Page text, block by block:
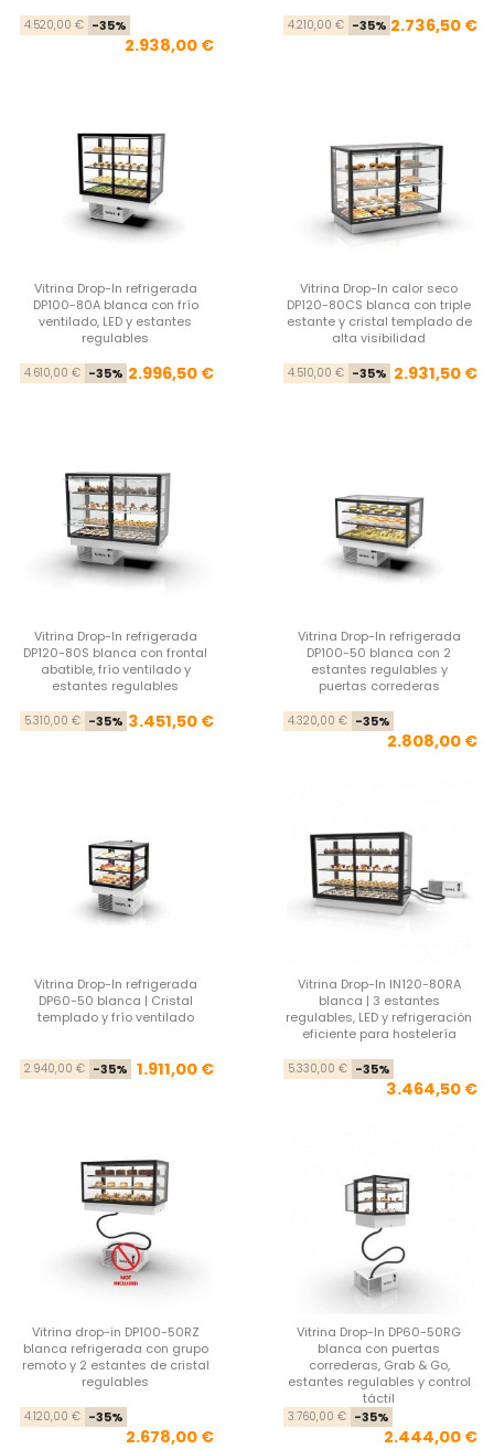
Precio base
4.520,00 € -35%
2.938,00 €
4.210,00 € -35% 2.736,50 €
Vitrina Drop-In refrigerada
DP100-80A blanca con frío
ventilado, LED y estantes
regulables
Precio base
4.610,00 € -35% Precio
2.996,50 €
Vitrina Drop-In calor seco
DP120-80CS blanca con triple
estante y cristal templado de
alta visibilidad
4.510,00 € -35% 2.931,50 €
Vitrina Drop-In refrigerada
DP120-80S blanca con frontal
abatible, frío ventilado y
estantes regulables
Precio base
5.310,00 € -35% Precio
3.451,50 €
Vitrina Drop-In refrigerada
DP100-50 blanca con 2
estantes regulables y
puertas correderas
4.320,00 € -35%
2.808,00 €
Vitrina Drop-In refrigerada
DP60-50 blanca | Cristal
templado y frío ventilado
Precio base
2.940,00 € -35% Precio
1.911,00 €
Vitrina Drop-In IN120-80RA
blanca | 3 estantes
regulables, LED y refrigeración
eficiente para hostelería
5.330,00 € -35%
3.464,50 €
Vitrina drop-in DP100-50RZ
blanca refrigerada con grupo
remoto y 2 estantes de cristal
regulables
Precio base
4.120,00 € -35%
2.678,00 €
Vitrina Drop-In DP60-50RG
blanca con puertas
correderas, Grab & Go,
estantes regulables y control
táctil
3.760,00 € -35%
2.444,00 €